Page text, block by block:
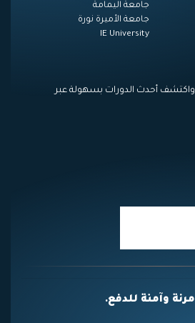
جامعة اليمامة
جامعة الأميرة نورة
IE University
واكتشف أحدث الدورات بسهولة عبر
وآمنة للدفع.